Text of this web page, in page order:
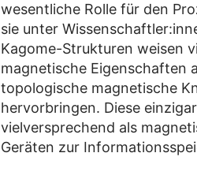
wesentliche Rolle für den
sie unter
Kagome-Strukturen weisen
magnetische Eigenschaften
topologische magnetische
hervorbringen. Diese
vielversprechend als
Geräten zur